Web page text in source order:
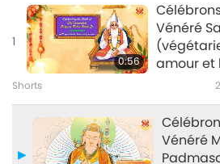
“Fast
to
Whenever
Begins to
Nouvelles
1
0:56
Vénéré
amour et
Shorts
Vénéré